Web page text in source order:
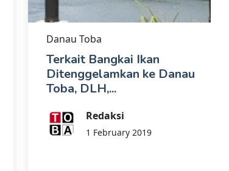
Danau Toba
Terkait Bangkai Ikan
Ditenggelamkan ke Danau
Toba, DLH,...
Redaksi
1 February 2019